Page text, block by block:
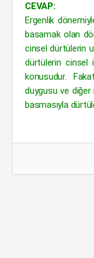
CEVAP:
Ergenlik
basamak olan
cinsel dürtülerin
dürtülerin cinsel
konusudur.
duygusu ve diğer
basmasıyla